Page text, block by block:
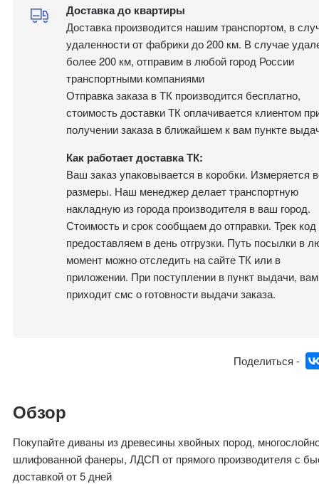
Доставка до квартиры
Доставка производится нашим транспортом, в
удаленности от фабрики до 200 км. В случае
более 200 км, отправим в любой город России
транспортными компаниями
Отправка заказа в ТК производится бесплатно,
стоимость доставки ТК оплачивается клиентом
получении заказа в ближайшем к вам пункте
Как работает доставка ТК:
Ваш заказ упаковывается в коробки. Измеряется
размеры. Наш менеджер делает транспортную
накладную из города производителя в ваш город.
Стоимость и срок сообщаем до отправки. Трек код
предоставляем в день отгрузки. Путь посылки в
момент можно отследить на сайте ТК или в
приложении. При поступлении в пункт выдачи, вам
приходит смс о готовности выдачи заказа.
Поделиться -
Обзор
Покупайте диваны из древесины хвойных пород,
шлифованной фанеры, ЛДСП от прямого производителя с
доставкой от 5 дней